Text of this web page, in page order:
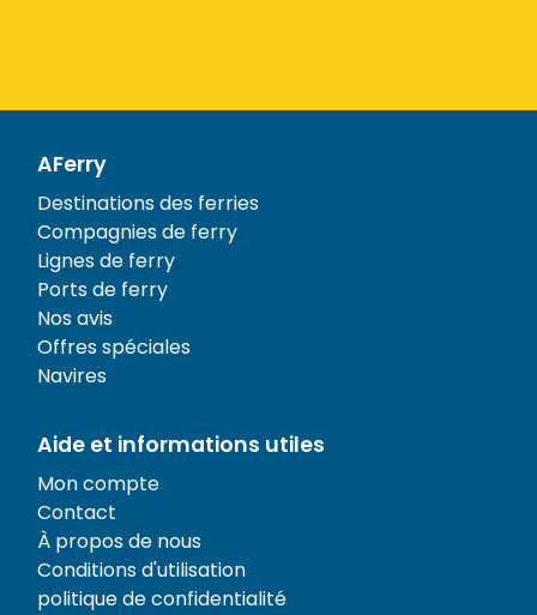
AFerry
Destinations des ferries
Compagnies de ferry
Lignes de ferry
Ports de ferry
Nos avis
Offres spéciales
Navires
Aide et informations utiles
Mon compte
Contact
À propos de nous
Conditions d'utilisation
politique de confidentialité